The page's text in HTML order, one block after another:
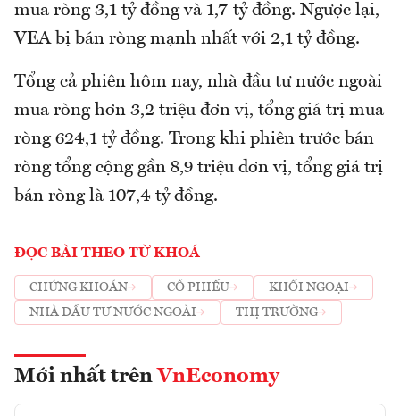
mua ròng 3,1 tỷ đồng và 1,7 tỷ đồng. Ngược lại,
VEA bị bán ròng mạnh nhất với 2,1 tỷ đồng.
Tổng cả phiên hôm nay, nhà đầu tư nước ngoài
mua ròng hơn 3,2 triệu đơn vị, tổng giá trị mua
ròng 624,1 tỷ đồng. Trong khi phiên trước bán
ròng tổng cộng gần 8,9 triệu đơn vị, tổng giá trị
bán ròng là 107,4 tỷ đồng.
ĐỌC BÀI THEO TỪ KHOÁ
CHỨNG KHOÁN CỔ PHIẾU
KHỐI NGOẠI
NHÀ ĐẦU TƯ NƯỚC NGOÀI
THỊ TRƯỜNG
Mới nhất trên VnEconomy